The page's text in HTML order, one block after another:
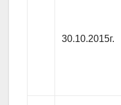
30.10.2015г.